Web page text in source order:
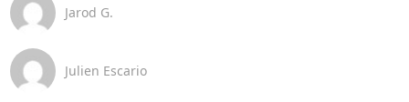
Jarod G.
Julien Escario